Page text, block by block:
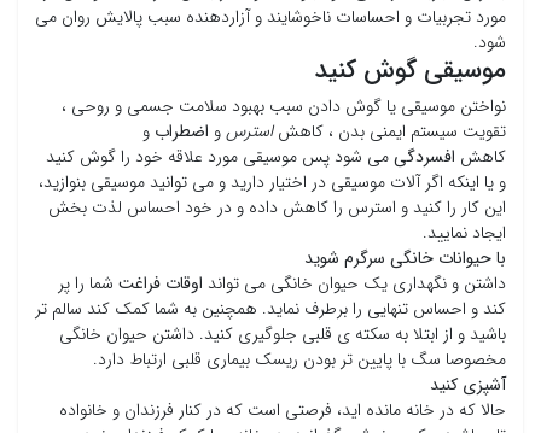
مورد تجربیات و احساسات ناخوشایند و آزاردهنده سبب پالایش روان می
شود.
موسیقی گوش کنید
نواختن موسیقی یا گوش دادن سبب بهبود سلامت جسمی و روحی ،
تقویت سیستم ایمنی بدن ، کاهشاسترسو اضطراب و
کاهش افسردگیمی شود پس موسیقی مورد علاقه خود را گوش کنید
و یا اینکه اگر آلات موسیقی در اختیار دارید و می توانید موسیقی بنوازید،
این کار را کنید و استرس را کاهش داده و در خود احساس لذت بخش
ایجاد نمایید.
با حیوانات خانگی سرگرم شوید
داشتن و نگهداری یک حیوان خانگی می تواند اوقات فراغت شما را پر
کند و احساس تنهایی را برطرف نماید. همچنین به شما کمک کند سالم تر
باشید و از ابتلا به سکته ی قلبی جلوگیری کنید. داشتن حیوان خانگی
مخصوصا سگ با پایین تر بودن ریسک بیماری قلبی ارتباط دارد.
آشپزی کنید
حالا که در خانه مانده اید، فرصتی است که در کنار فرزندان و خانواده